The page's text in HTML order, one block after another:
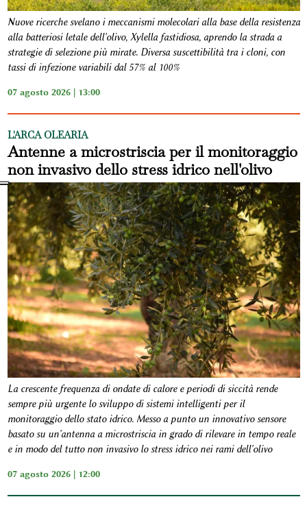
Nuove ricerche svelano i meccanismi molecolari alla base della resistenza
alla batteriosi letale dell'olivo, Xylella fastidiosa, aprendo la strada a
strategie di selezione più mirate. Diversa suscettibilità tra i cloni, con
tassi di infezione variabili dal 57% al 100%
07 agosto 2026 | 13:00
L'ARCA OLEARIA
Antenne a microstriscia per il monitoraggio
non invasivo dello stress idrico nell'olivo
La crescente frequenza di ondate di calore e periodi di siccità rende
sempre più urgente lo sviluppo di sistemi intelligenti per il
monitoraggio dello stato idrico. Messo a punto un innovativo sensore
basato su un'antenna a microstriscia in grado di rilevare in tempo reale
e in modo del tutto non invasivo lo stress idrico nei rami dell'olivo
07 agosto 2026 | 12:00